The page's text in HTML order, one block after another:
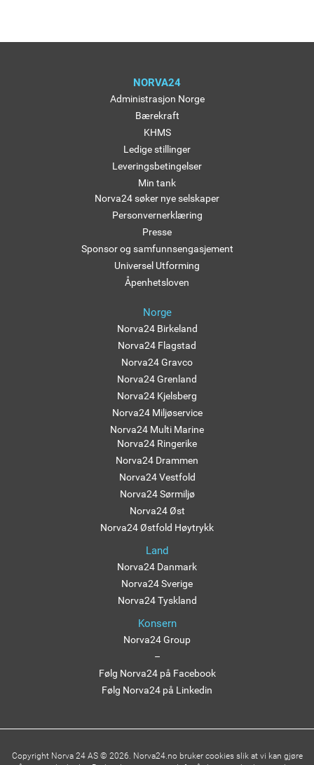
NORVA24
Administrasjon Norge
Bærekraft
KHMS
Ledige stillinger
Leveringsbetingelser
Min tank
Norva24 søker nye selskaper
Personvernerklæring
Presse
Sponsor og samfunnsengasjement
Universel Utforming
Åpenhetsloven
Norge
Norva24 Birkeland
Norva24 Flagstad
Norva24 Gravco
Norva24 Grenland
Norva24 Kjelsberg
Norva24 Miljøservice
Norva24 Multi Marine
Norva24 Ringerike
Norva24 Drammen
Norva24 Vestfold
Norva24 Sørmiljø
Norva24 Øst
Norva24 Østfold Høytrykk
Land
Norva24 Danmark
Norva24 Sverige
Norva24 Tyskland
Konsern
Norva24 Group
–
Følg Norva24 på Facebook
Følg Norva24 på Linkedin
Copyright Norva 24 AS © 2026. Norva24.no bruker cookies slik at vi kan gjøre